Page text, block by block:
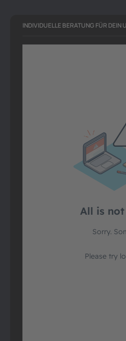
INDIVIDUELLE BERATUNG FÜR DEIN